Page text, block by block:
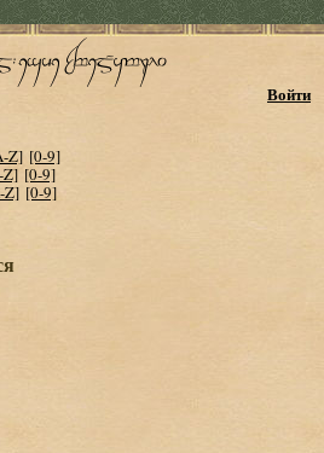
Войти
Z] [0-9]
Z] [0-9]
Z] [0-9]